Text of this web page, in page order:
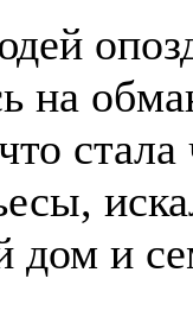
на
что
дом и